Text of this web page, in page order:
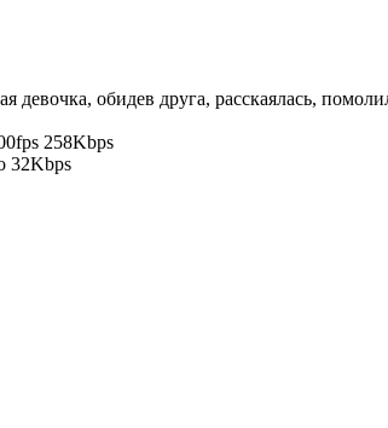
девочка, обидев друга, расскаялась,
258Kbps
32Kbps